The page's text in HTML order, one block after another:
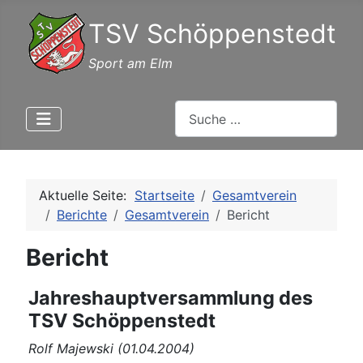
TSV Schöppenstedt
Sport am Elm
Aktuelle Seite: Startseite
Gesamtverein
Berichte
Gesamtverein Bericht
Bericht
Jahreshauptversammlung des
TSV Schöppenstedt
Rolf Majewski (01.04.2004)